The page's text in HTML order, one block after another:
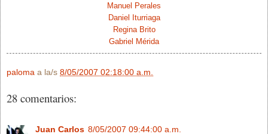
Manuel Perales
Daniel Iturriaga
Regina Brito
Gabriel Mérida
paloma a la/s 8/05/2007 02:18:00 a.m.
28 comentarios:
Juan Carlos 8/05/2007 09:44:00 a.m.